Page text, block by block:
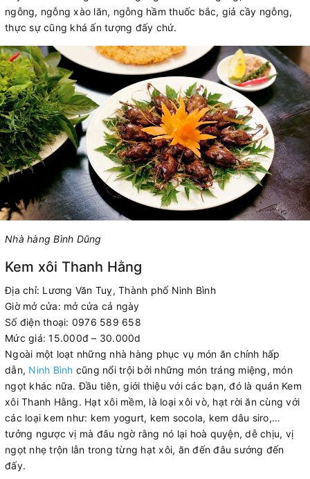
ngỗng, ngỗng xào lăn, ngỗng hầm thuốc bắc, giả cầy ngỗng,
thực sự cũng khá ấn tượng đấy chứ.
Nhà hàng Bình Dũng
Kem xôi Thanh Hằng
Địa chỉ: Lương Văn Tuỵ, Thành phố Ninh Bình
Giờ mở cửa: mở cửa cả ngày
Số điện thoại: 0976 589 658
Mức giá: 15.000đ – 30.000d
Ngoài một loạt những nhà hàng phục vụ món ăn chính hấp
dẫn, Ninh Bình cũng nổi trội bởi những món tráng miệng, món
ngọt khác nữa. Đầu tiên, giới thiệu với các bạn, đó là quán Kem
xôi Thanh Hằng. Hạt xôi mềm, là loại xôi vò, hạt rời ăn cùng với
các loại kem như: kem yogurt, kem socola, kem dâu siro,…
tưởng ngược vị mà đâu ngờ rằng nó lại hoà quyện, dễ chịu, vị
ngọt nhẹ trộn lẫn trong từng hạt xôi, ăn đến đâu sướng đến
đấy.